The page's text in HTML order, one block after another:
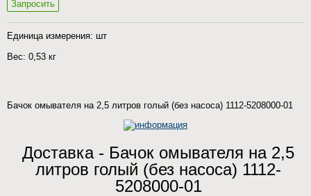
Запросить
Единица измерения: шт
Вес: 0,53 кг
Бачок омывателя на 2,5 литров голый (без насоса) 1112-5208000-01
Доставка - Бачок омывателя на 2,5
литров голый (без насоса) 1112-
5208000-01